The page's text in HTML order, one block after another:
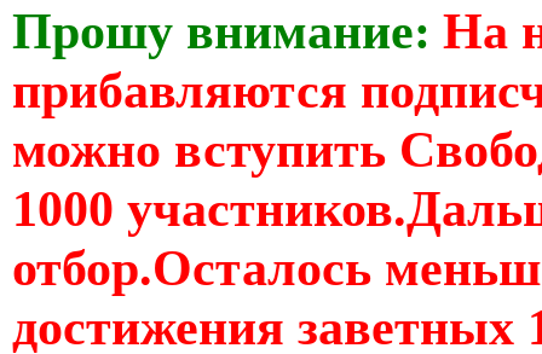
Прошу внимание: На
прибавляются
можно вступить
1000
отбор.Осталось
достижения заветных